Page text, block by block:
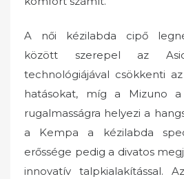
A női kézilabda cipő
között szerepel az
technológiájával csökkenti
hatásokat, míg a Mizuno
rugalmasságra helyezi a
a Kempa a kézilabda
erőssége pedig a divatos
innovatív talpkialakítással.